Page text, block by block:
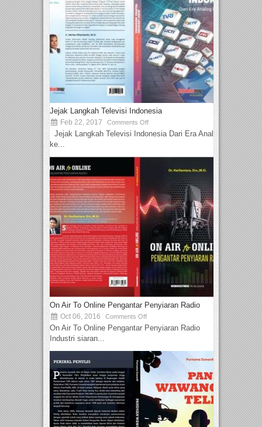
Jejak Langkah Televisi Indonesia
Feb 22, 2017 Comments Off
Jejak Langkah Televisi Indonesia Dari Era Analog
ke...
On Air To Online Pengantar Penyiaran Radio
Oct 06, 2016 Comments Off
On Air To Online Pengantar Penyiaran Radio
Industri siaran...